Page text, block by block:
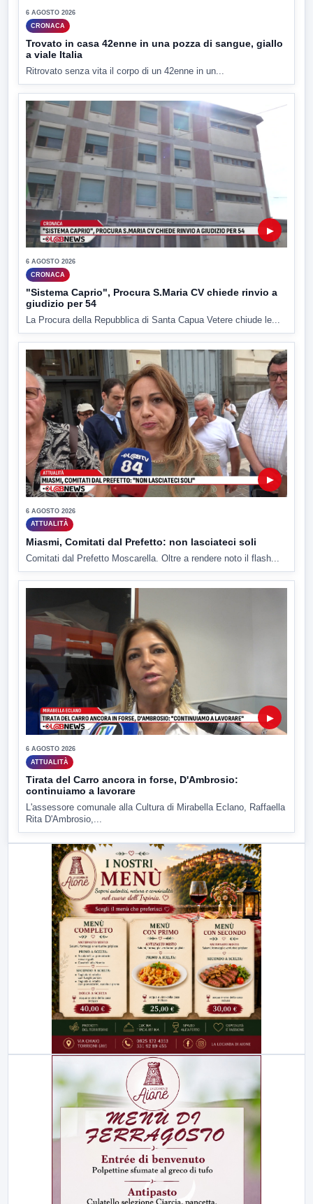
6 AGOSTO 2026
CRONACA
Trovato in casa 42enne in una pozza di sangue, giallo
a viale Italia
Ritrovato senza vita il corpo di un 42enne in un...
▶
6 AGOSTO 2026
CRONACA
"Sistema Caprio", Procura S.Maria CV chiede rinvio a
giudizio per 54
La Procura della Repubblica di Santa Capua Vetere chiude le...
▶
6 AGOSTO 2026
ATTUALITÀ
Miasmi, Comitati dal Prefetto: non lasciateci soli
Comitati dal Prefetto Moscarella. Oltre a rendere noto il flash...
▶
6 AGOSTO 2026
ATTUALITÀ
Tirata del Carro ancora in forse, D'Ambrosio:
continuiamo a lavorare
L'assessore comunale alla Cultura di Mirabella Eclano, Raffaella
Rita D'Ambrosio,...